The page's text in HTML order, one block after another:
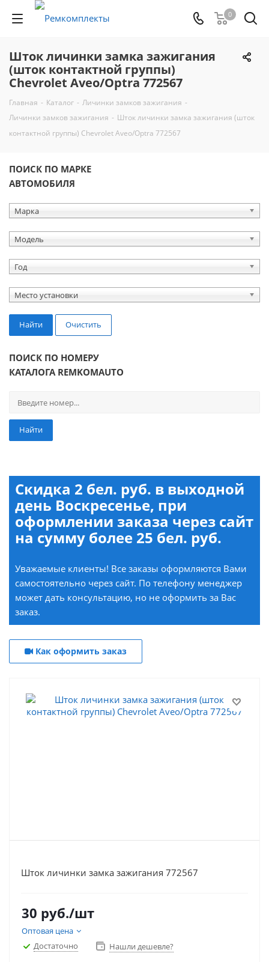
0
Шток личинки замка зажигания
(шток контактной группы)
Chevrolet Aveo/Optra 772567
Главная - Каталог - Личинки замков зажигания -
Личинки замков зажигания - Шток личинки замка зажигания (шток
контактной группы) Chevrolet Aveo/Optra 772567
ПОИСК ПО МАРКЕ
АВТОМОБИЛЯ
Марка
Модель
Год
Место установки
Найти Очистить
ПОИСК ПО НОМЕРУ
КАТАЛОГА REMKOMAUTO
Найти
Скидка 2 бел. руб. в выходной
день Воскресенье, при
оформлении заказа через сайт
на сумму более 25 бел. руб.
Уважаемые клиенты! Все заказы оформляются Вами
самостоятельно через сайт. По телефону менеджер
может дать консультацию, но не оформить за Вас
заказ.
Как оформить заказ
Шток личинки замка зажигания 772567
30 руб./шт
Оптовая цена
Достаточно
Нашли дешевле?